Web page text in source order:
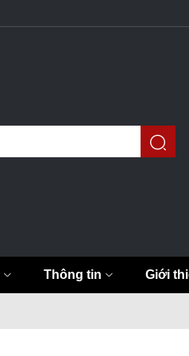
Thông tin Giới